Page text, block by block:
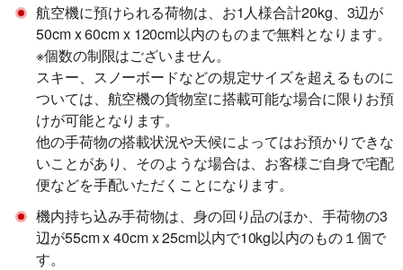
航空機に預けられる荷物は、お1人様合計20kg、3辺が
50cm x 60cm x 120cm以内のものまで無料となります。
※個数の制限はございません。
スキー、スノーボードなどの規定サイズを超えるものに
ついては、航空機の貨物室に搭載可能な場合に限りお預
けが可能となります。
他の手荷物の搭載状況や天候によってはお預かりできな
いことがあり、そのような場合は、お客様ご自身で宅配
便などを手配いただくことになります。
機内持ち込み手荷物は、身の回り品のほか、手荷物の3
辺が55cm x 40cm x 25cm以内で10kg以内のもの１個で
す。